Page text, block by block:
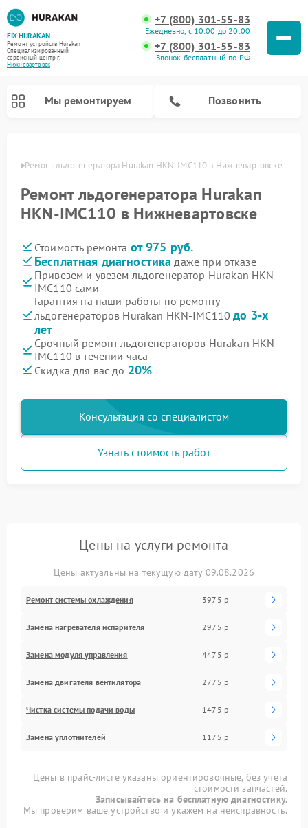
FIX-HURAKAN
Ремонт устройств Hurakan
Специализированный
cервисный центр г.
Нижневартовск
+7 (800) 301-55-83
Ежедневно, с 10:00 до 20:00
+7 (800) 301-55-83
Звонок бесплатный по РФ
Мы ремонтируем Позвонить
Ремонт льдогенератора Hurakan HKN-IMC110 в Нижневартовске
Ремонт льдогенератора Hurakan
HKN-IMC110 в Нижневартовске
Стоимость ремонта от 975 руб.
Бесплатная диагностика даже при отказе
Привезем и увезем льдогенератор Hurakan HKN-
IMC110 сами
Гарантия на наши работы по ремонту
льдогенераторов Hurakan HKN-IMC110до 3-х
лет
Срочный ремонт льдогенераторов Hurakan HKN-
IMC110 в течении часа
Скидка для вас до 20%
Консультация со специалистом
Узнать стоимость работ
Цены на услуги ремонта
Цены актуальны на текущую дату 09.08.2026
Ремонт системы охлаждения 3975 р
Замена нагревателя испарителя 2975 р
Замена модуля управления 4475 р
Замена двигателя вентилятора 2775 р
Чистка системы подачи воды 1475 р
Замена уплотнителей 1175 р
Цены в прайс-листе указаны ориентировочные, без учета
стоимости запчастей.
Записывайтесь на бесплатную диагностику.
Мы проверим ваше устройство и укажем на неисправность.